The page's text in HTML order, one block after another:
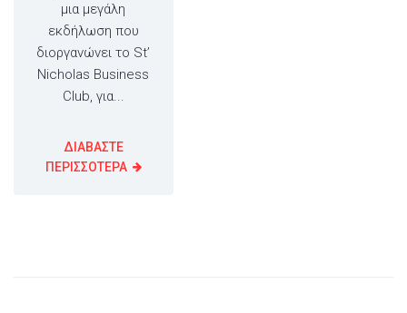
μια μεγάλη
εκδήλωση που
διοργανώνει το St’
Nicholas Business
Club, για...
ΔΙΑΒΑΣΤΕ
ΠΕΡΙΣΣΟΤΕΡΑ